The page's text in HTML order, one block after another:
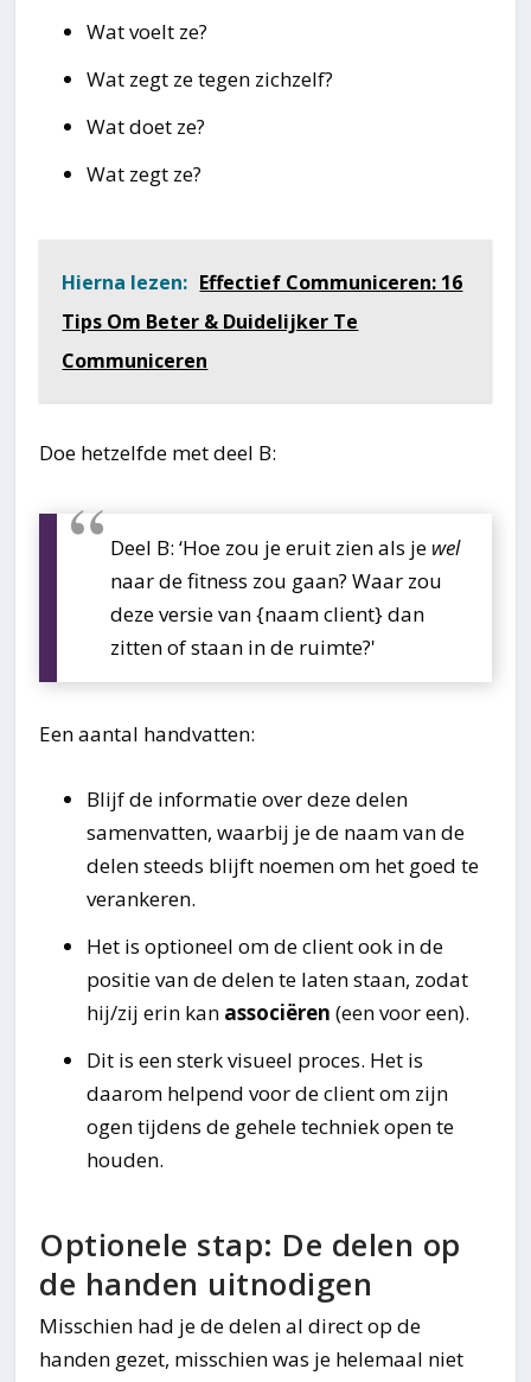
Wat voelt ze?
Wat zegt ze tegen zichzelf?
Wat doet ze?
Wat zegt ze?
Hierna lezen: Effectief Communiceren: 16
Tips Om Beter & Duidelijker Te
Communiceren
Doe hetzelfde met deel B:
Deel B: ‘Hoe zou je eruit zien als je wel
naar de fitness zou gaan? Waar zou
deze versie van {naam client} dan
zitten of staan in de ruimte?'
Een aantal handvatten:
Blijf de informatie over deze delen
samenvatten, waarbij je de naam van de
delen steeds blijft noemen om het goed te
verankeren.
Het is optioneel om de client ook in de
positie van de delen te laten staan, zodat
hij/zij erin kan associëren (een voor een).
Dit is een sterk visueel proces. Het is
daarom helpend voor de client om zijn
ogen tijdens de gehele techniek open te
houden.
Optionele stap: De delen op
de handen uitnodigen
Misschien had je de delen al direct op de
handen gezet, misschien was je helemaal niet